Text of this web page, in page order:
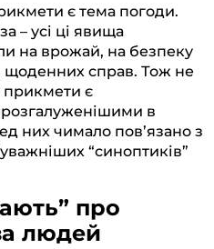
є тема погоди.
– усі ці явища
на врожай, на безпеку
щоденних справ. Тож не
прикмети є
в
них чимало пов’язано з
“синоптиків”
про
людей